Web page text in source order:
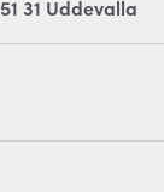
31 Uddevalla